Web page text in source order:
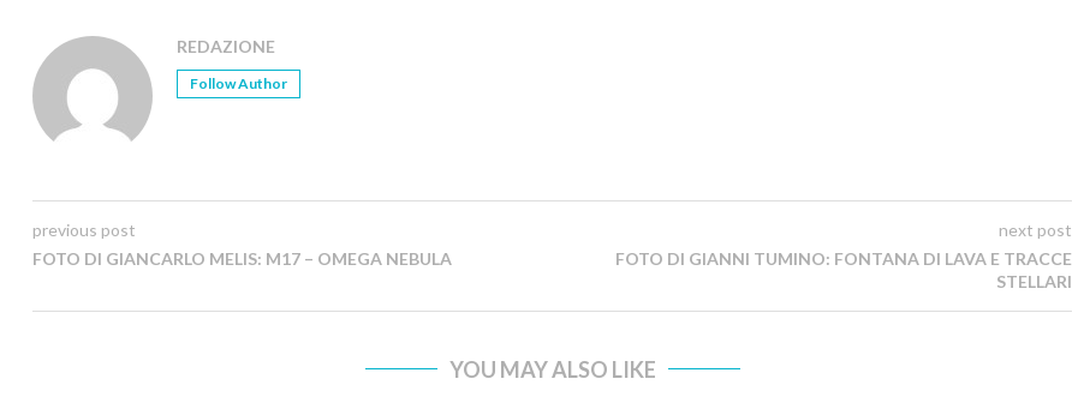
REDAZIONE
Follow Author
previous post
FOTO DI GIANCARLO MELIS: M17 – OMEGA NEBULA
next post
FOTO DI GIANNI TUMINO: FONTANA DI LAVA E TRACCE
STELLARI
YOU MAY ALSO LIKE